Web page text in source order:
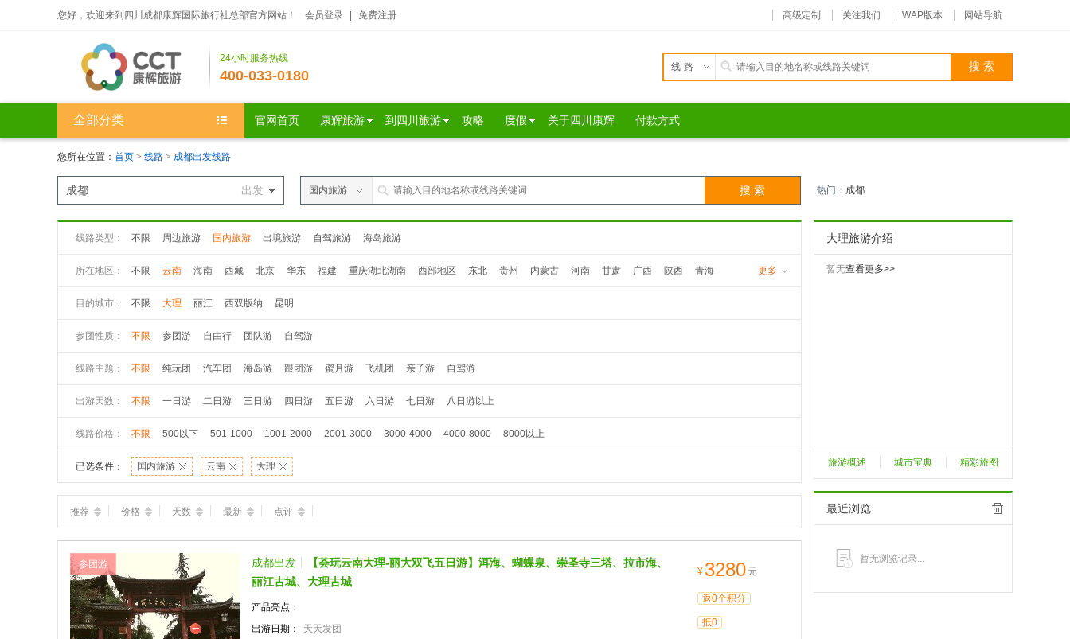
您好，欢迎来到四川成都康辉国际旅行社总部官方网站！ 会员登录 免费注册 高级定制 关注我们 WAP版本 网站导航
24小时服务热线
400-033-0180
线路
全部分类 官网首页 康辉旅游 到四川旅游 攻略 度假 关于四川康辉 付款方式
您所在位置： 首页 > 线路 > 成都出发线路
出发
成都 国内旅游 热门： 成都
线路类型： 不限 周边旅游 国内旅游 出境旅游 自驾旅游 海岛旅游
所在地区： 不限 云南 海南 西藏 北京 华东 福建 重庆湖北湖南 西部地区 东北 贵州 内蒙古 河南 甘肃 广西 陕西
青海
更多
目的城市： 不限 大理 丽江 西双版纳 昆明
参团性质： 不限 参团游 自由行 团队游 自驾游
线路主题： 不限 纯玩团 汽车团 海岛游 跟团游 蜜月游 飞机团 亲子游 自驾游
出游天数： 不限 一日游 二日游 三日游 四日游 五日游 六日游 七日游 八日游以上
线路价格： 不限 500以下 501-1000 1001-2000 2001-3000 3000-4000 4000-8000 8000以上
已选条件： 国内旅游 云南 大理
推荐 价格 天数 最新 点评
参团游 成都出发
【荟玩云南大理-丽大双飞五日游】洱海、蝴蝶泉、崇圣寺三塔、拉市海、
丽江古城、大理古城
产品亮点：
出游日期：
天天发团
¥ 3280 元
返0个积分
抵0
大理旅游介绍
暂无查看更多>>
旅游概述 城市宝典 精彩旅图
最近浏览
暂无浏览记录...